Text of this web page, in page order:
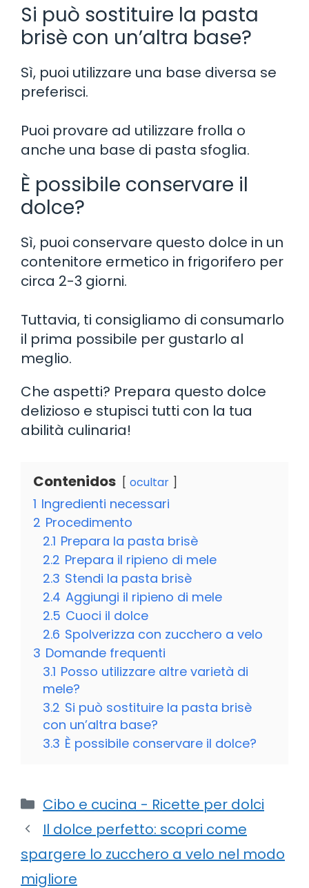
Si può sostituire la pasta
brisè con un’altra base?
Sì, puoi utilizzare una base diversa se
preferisci.
Puoi provare ad utilizzare frolla o
anche una base di pasta sfoglia.
È possibile conservare il
dolce?
Sì, puoi conservare questo dolce in un
contenitore ermetico in frigorifero per
circa 2-3 giorni.
Tuttavia, ti consigliamo di consumarlo
il prima possibile per gustarlo al
meglio.
Che aspetti? Prepara questo dolce
delizioso e stupisci tutti con la tua
abilità culinaria!
Contenidos ocultar
1 Ingredienti necessari
2 Procedimento
2.1 Prepara la pasta brisè
2.2 Prepara il ripieno di mele
2.3 Stendi la pasta brisè
2.4 Aggiungi il ripieno di mele
2.5 Cuoci il dolce
2.6 Spolverizza con zucchero a velo
3 Domande frequenti
3.1 Posso utilizzare altre varietà di
mele?
3.2 Si può sostituire la pasta brisè
con un’altra base?
3.3 È possibile conservare il dolce?
Categorie
Cibo e cucina - Ricette per dolci
Il dolce perfetto: scopri come
spargere lo zucchero a velo nel modo
migliore